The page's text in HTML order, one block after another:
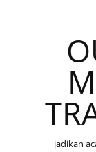
jadikan